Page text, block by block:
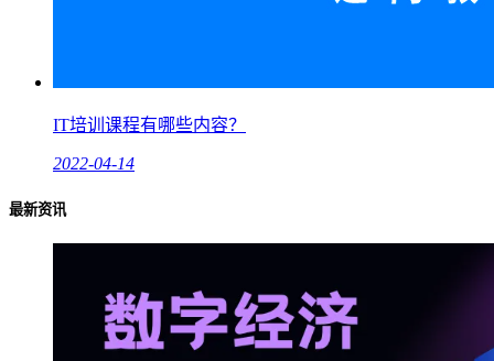
IT培训课程有哪些内容？
2022-04-14
最新资讯